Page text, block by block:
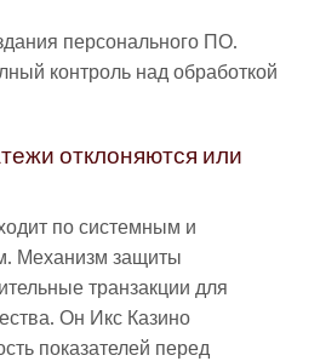
персонального ПО.
контроль над обработкой
отклоняются или
по системным и
Механизм защиты
транзакции для
Он Икс Казино
показателей перед